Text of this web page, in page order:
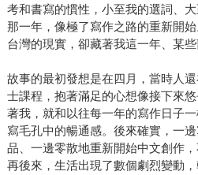
考和書寫的慣性，小至我的選詞、
那一年，像極了寫作之路的重新開
台灣的現實，卻藏著我這一年、某些
故事的最初發想是在四月，當時人
士課程，抱著滿足的心想像接下來
著我，就和以往每一年的寫作日子
寫毛孔中的暢通感。後來確實，一
品、一邊零散地重新開始中文創作，
再後來，生活出現了數個劇烈變動